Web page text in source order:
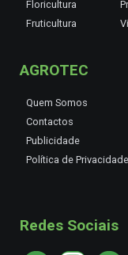
Floricultura
Fruticultura
AGROTEC
Quem Somos
Contactos
Publicidade
Política de Privacidade
Redes Sociais